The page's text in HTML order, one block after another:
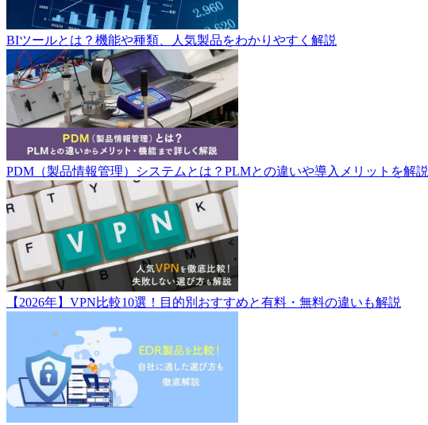
BIツールとは？機能や種類、人気製品をわかりやすく解説
PDM（製品情報管理）システムとは？PLMとの違いや導入メリットを解説
【2026年】VPN比較10選！目的別おすすめと有料・無料の違いも解説